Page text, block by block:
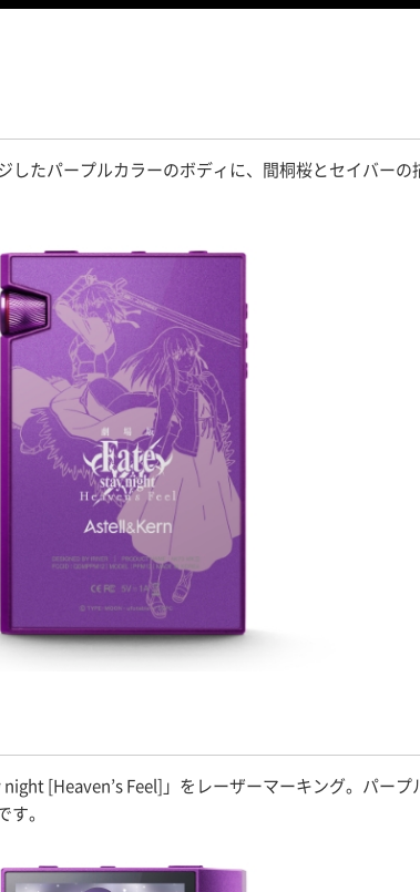
したパープルカラーのボディに、間桐桜とセイバー
[Heaven’s Feel]」をレーザーマーキング。パープ
す。